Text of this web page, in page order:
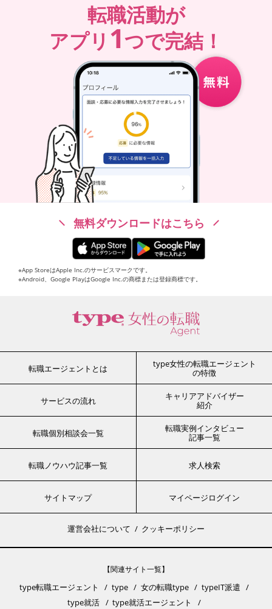
転職活動が
アプリ 1つで完結！
無料ダウンロードはこちら
※App StoreはApple Inc.のサービスマークです。
※Android、Google PlayはGoogle Inc.の商標または登録商標です。
転職エージェントとは
type女性の転職エージェント
の特徴
サービスの流れ
キャリアアドバイザー
紹介
転職個別相談会一覧
転職実例インタビュー
記事一覧
転職ノウハウ記事一覧 求人検索
サイトマップ マイページログイン
運営会社について クッキーポリシー
【関連サイト一覧】
type転職エージェント type 女の転職type
typeIT派遣
type就活
type就活エージェント